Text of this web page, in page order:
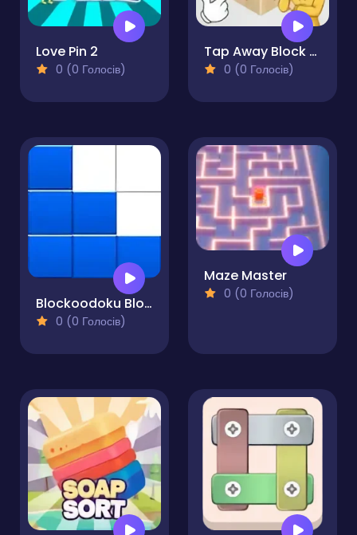
Love Pin 2
0 (0 Голосів)
Tap Away Block Puzzle 3D
0 (0 Голосів)
Blockoodoku Block Puzzle
0 (0 Голосів)
Maze Master
0 (0 Голосів)